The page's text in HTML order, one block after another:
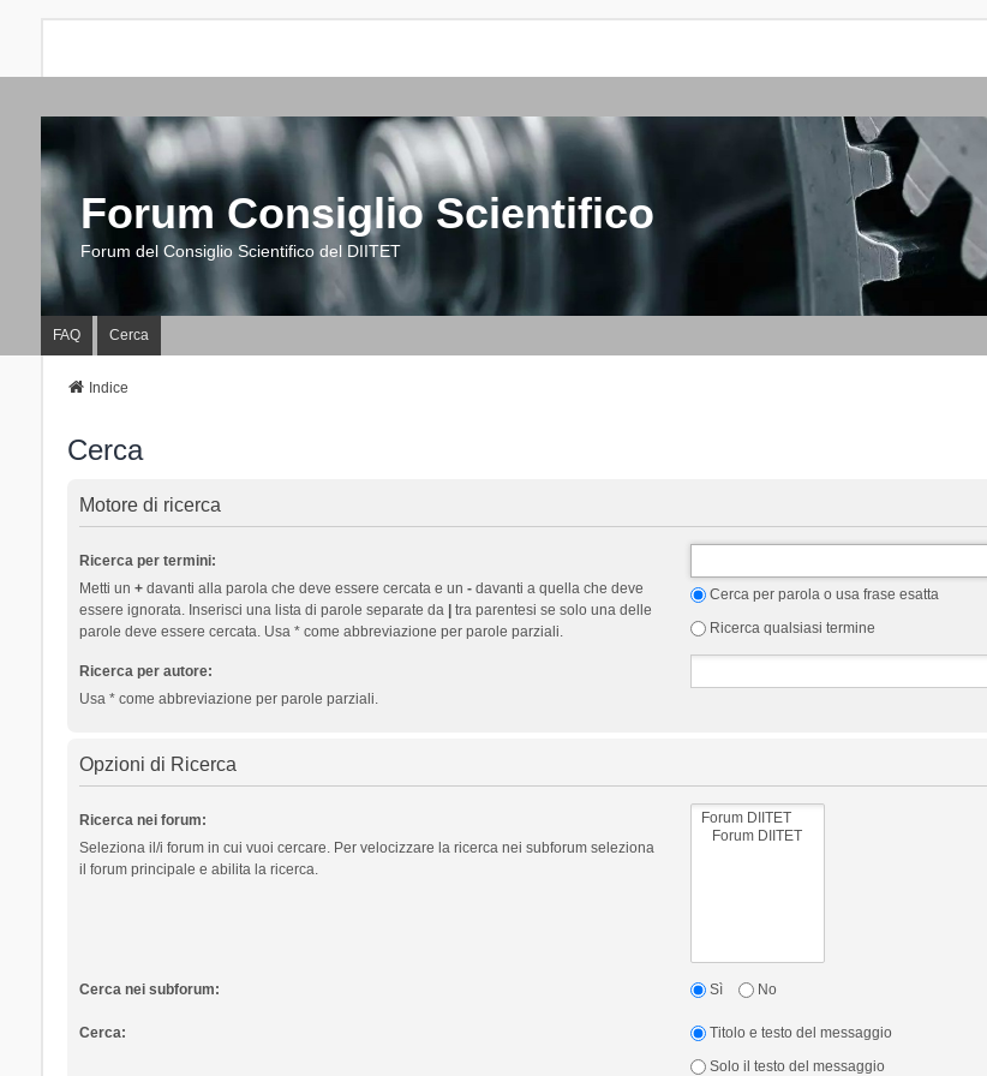
Forum Consiglio Scientifico
Forum del Consiglio Scientifico del DIITET
FAQ Cerca
Indice
Cerca
Motore di ricerca
Ricerca per termini:
Metti un +davanti alla parola che deve essere cercata e un -davanti a quella che deve
essere ignorata. Inserisci una lista di parole separate da |tra parentesi se solo una delle
parole deve essere cercata. Usa * come abbreviazione per parole parziali.
Cerca per parola o usa frase esatta
Ricerca qualsiasi termine
Ricerca per autore:
Usa * come abbreviazione per parole parziali.
Opzioni di Ricerca
Ricerca nei forum:
Seleziona il/i forum in cui vuoi cercare. Per velocizzare la ricerca nei subforum seleziona
il forum principale e abilita la ricerca.
Cerca nei subforum: Sì No
Cerca:
Titolo e testo del messaggio
Solo il testo del messaggio